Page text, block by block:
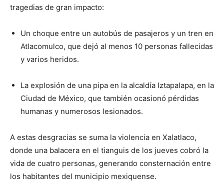
tragedias de gran impacto:
Un choque entre un autobús de pasajeros y un tren en
Atlacomulco, que dejó al menos 10 personas fallecidas
y varios heridos.
La explosión de una pipa en la alcaldía Iztapalapa, en la
Ciudad de México, que también ocasionó pérdidas
humanas y numerosos lesionados.
A estas desgracias se suma la violencia en Xalatlaco,
donde una balacera en el tianguis de los jueves cobró la
vida de cuatro personas, generando consternación entre
los habitantes del municipio mexiquense.